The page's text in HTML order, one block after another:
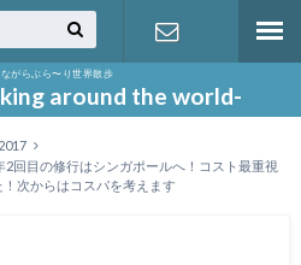
がらぶら〜り世界散歩
around the world-
お問い合わ
2017
2回目の修行はシンガポールへ！コスト最重視
次からはコスパを考えます